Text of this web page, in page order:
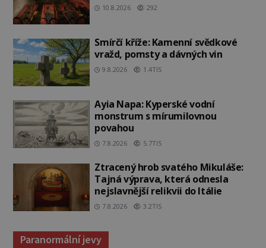
10.8.2026 292
Smírčí kříže: Kamenní svědkové
vražd, pomsty a dávných vin
9.8.2026 1.4TIS
Ayia Napa: Kyperské vodní
monstrum s mírumilovnou
povahou
7.8.2026 5.7TIS
Ztracený hrob svatého Mikuláše:
Tajná výprava, která odnesla
nejslavnější relikvii do Itálie
7.8.2026 3.2TIS
Paranormální jevy